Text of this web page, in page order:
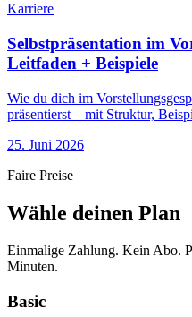
Karriere
Selbstpräsentation im
Leitfaden + Beispiele
Wie du dich im
präsentierst – mit Struktur,
25. Juni 2026
Faire Preise
Wähle deinen Plan
Einmalige Zahlung. Kein Abo.
Minuten.
Basic